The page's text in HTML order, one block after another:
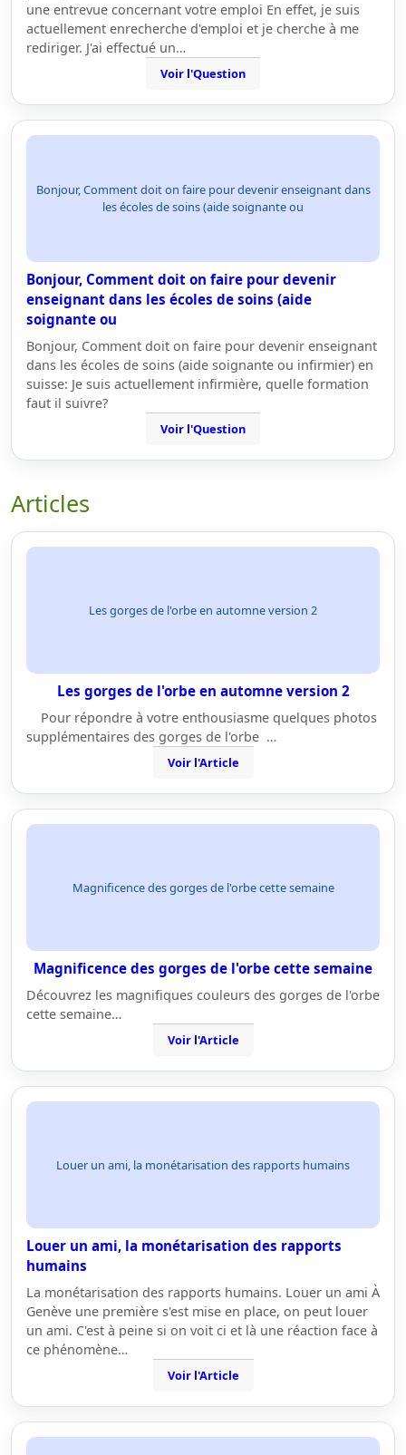
une entrevue concernant votre emploi En effet, je suis
actuellement enrecherche d'emploi et je cherche à me
rediriger. J'ai effectué un…
Voir l'Question
Bonjour, Comment doit on faire pour devenir enseignant dans
les écoles de soins (aide soignante ou
Bonjour, Comment doit on faire pour devenir
enseignant dans les écoles de soins (aide
soignante ou
Bonjour, Comment doit on faire pour devenir enseignant
dans les écoles de soins (aide soignante ou infirmier) en
suisse: Je suis actuellement infirmière, quelle formation
faut il suivre?
Voir l'Question
Articles
Les gorges de l'orbe en automne version 2
Les gorges de l'orbe en automne version 2
Pour répondre à votre enthousiasme quelques photos
supplémentaires des gorges de l'orbe …
Voir l'Article
Magnificence des gorges de l'orbe cette semaine
Magnificence des gorges de l'orbe cette semaine
Découvrez les magnifiques couleurs des gorges de l'orbe
cette semaine…
Voir l'Article
Louer un ami, la monétarisation des rapports humains
Louer un ami, la monétarisation des rapports
humains
La monétarisation des rapports humains. Louer un ami À
Genève une première s'est mise en place, on peut louer
un ami. C'est à peine si on voit ci et là une réaction face à
ce phénomène…
Voir l'Article